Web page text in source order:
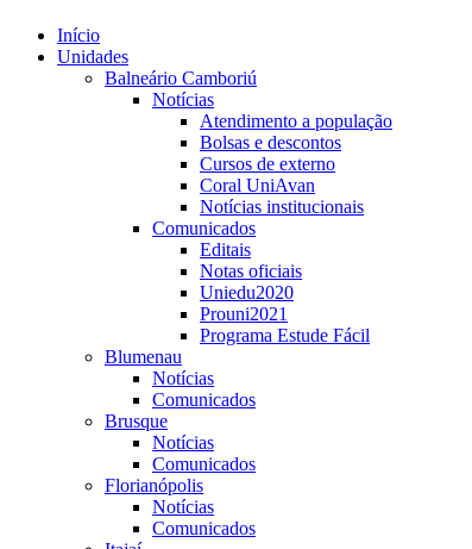
Início
Unidades
Balneário Camboriú
Notícias
Atendimento a população
Bolsas e descontos
Cursos de externo
Coral UniAvan
Notícias institucionais
Comunicados
Editais
Notas oficiais
Uniedu2020
Prouni2021
Programa Estude Fácil
Blumenau
Notícias
Comunicados
Brusque
Notícias
Comunicados
Florianópolis
Notícias
Comunicados